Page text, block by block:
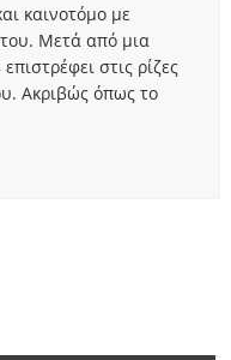
καινοτόμο με
Μετά από μια
στις ρίζες
Ακριβώς όπως το